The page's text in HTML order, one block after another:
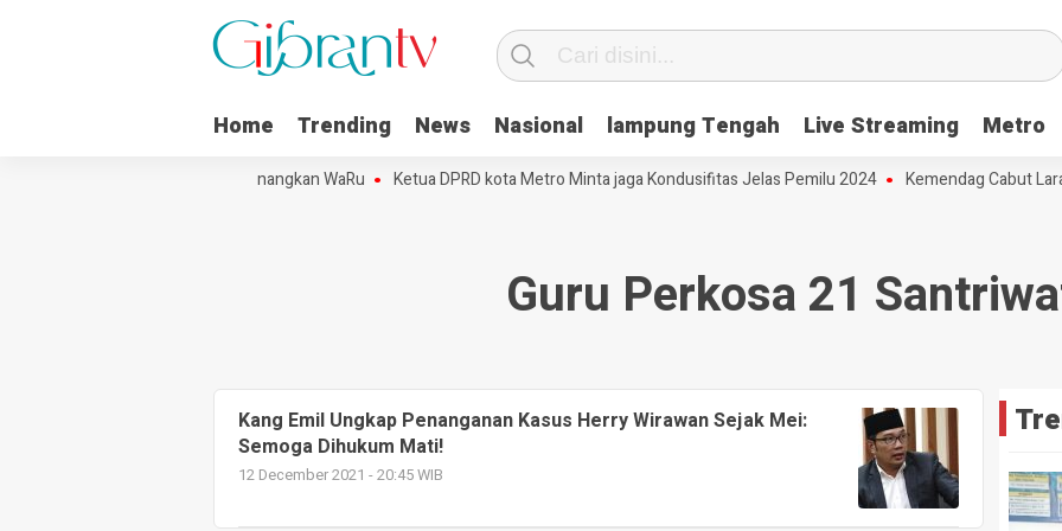
Home Trending News Nasional lampung Tengah Live Streaming Metro
Projo Kota Metro Sepakat Menangkan WaRu Ketua DPRD kota Metro Minta jaga Kondusifitas Jelas Pemilu 2024 Kemendag Cabut
Guru Perkosa 21
Kang Emil Ungkap Penanganan Kasus Herry Wirawan Sejak Mei:
Semoga Dihukum Mati!
12 December 2021 - 20:45 WIB